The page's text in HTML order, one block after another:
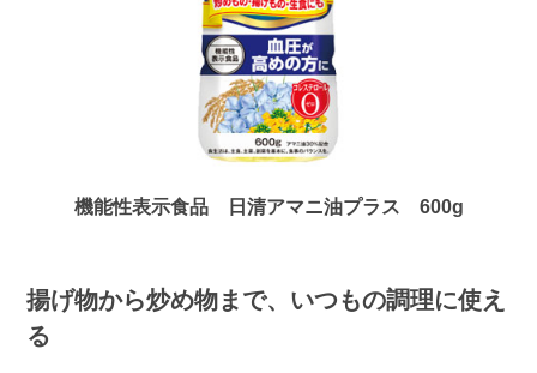
機能性表示食品 日清アマニ油プラス 600g
揚げ物から炒め物まで、いつもの調理に使え
る